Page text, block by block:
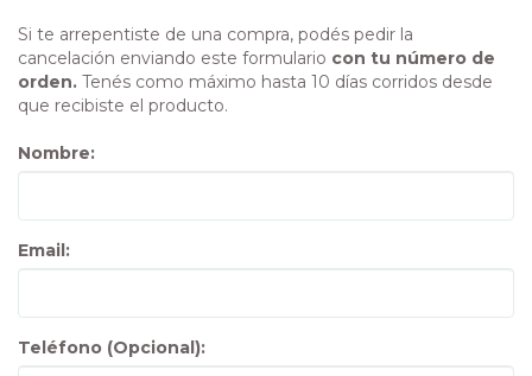
Si te arrepentiste de una compra, podés pedir la
cancelación enviando este formulario con tu número de
orden. Tenés como máximo hasta 10 días corridos desde
que recibiste el producto.
Nombre:
Email:
Teléfono (Opcional):